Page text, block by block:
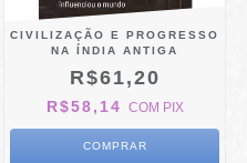
CIVILIZAÇÃO E PROGRESSO
NA ÍNDIA ANTIGA
R$61,20
R$58,14 COM PIX